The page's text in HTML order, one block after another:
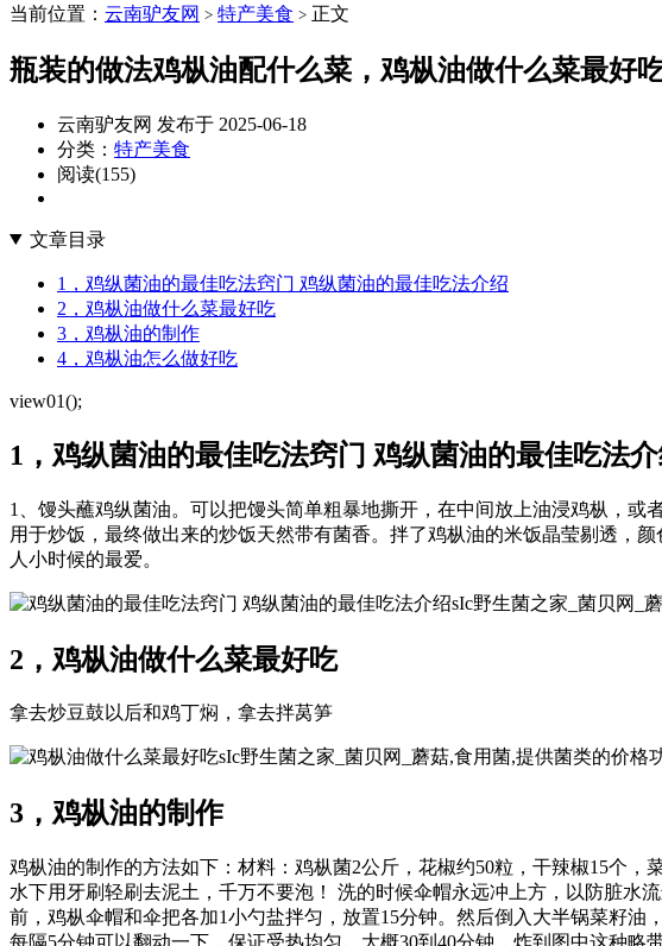
当前位置： 云南驴友网 > 特产美食 > 正文
瓶装的做法鸡枞油配什么菜，鸡枞油做什么菜最好
云南驴友网 发布于 2025-06-18
分类： 特产美食
阅读(155)
文章目录
1，鸡纵菌油的最佳吃法窍门 鸡纵菌油的最佳吃法介绍
2，鸡枞油做什么菜最好吃
3，鸡枞油的制作
4，鸡枞油怎么做好吃
view01();
1，鸡纵菌油的最佳吃法窍门 鸡纵菌油的最佳吃法
1、馒头蘸鸡纵菌油。可以把馒头简单粗暴地撕开，在中间放上油浸鸡枞，
用于炒饭，最终做出来的炒饭天然带有菌香。拌了鸡枞油的米饭晶莹剔透，
人小时候的最爱。
sIc野生菌之家_菌贝网_
2，鸡枞油做什么菜最好吃
拿去炒豆鼓以后和鸡丁焖，拿去拌莴笋
sIc野生菌之家_菌贝网_蘑菇,食用菌,提供菌类的价格
3，鸡枞油的制作
鸡枞油的制作的方法如下：材料：鸡枞菌2公斤，花椒约50粒，干辣椒15个
水下用牙刷轻刷去泥土，千万不要泡！ 洗的时候伞帽永远冲上方，以防脏水
前，鸡枞伞帽和伞把各加1小勺盐拌匀，放置15分钟。然后倒入大半锅菜籽